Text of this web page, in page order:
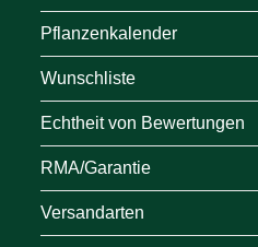
Pflanzenkalender
Wunschliste
Echtheit von Bewertungen
RMA/Garantie
Versandarten